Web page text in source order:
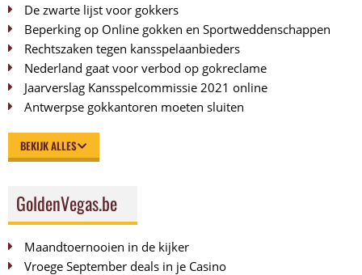
De zwarte lijst voor gokkers
Beperking op Online gokken en Sportweddenschappen
Rechtszaken tegen kansspelaanbieders
Nederland gaat voor verbod op gokreclame
Jaarverslag Kansspelcommissie 2021 online
Antwerpse gokkantoren moeten sluiten
BEKIJK ALLES
GoldenVegas.be
Maandtoernooien in de kijker
Vroege September deals in je Casino